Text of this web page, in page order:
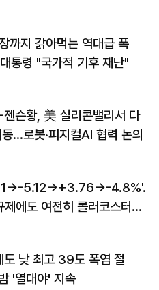
까지 갉아먹는 역대급 폭
통령 "국가적 기후 재난"
젠슨황, 美 실리콘밸리서 다
…로봇·피지컬AI 협력 논의
5.12→+3.76→-4.8%'…'
제에도 여전히 롤러코스터
도 낮 최고 39도 폭염 절
'열대야' 지속